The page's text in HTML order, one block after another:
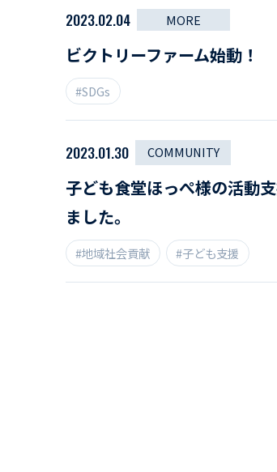
2023.02.04 MORE
ビクトリーファーム始動！
#SDGs
2023.01.30 COMMUNITY
子ども食堂ほっぺ様の活動
ました。
#地域社会貢献 #子ども支援